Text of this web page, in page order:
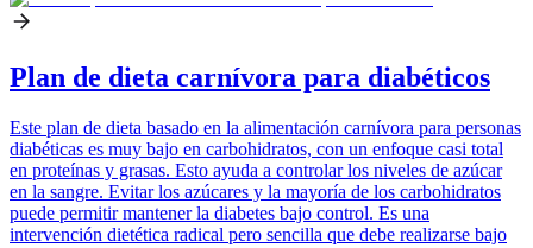
Plan de dieta carnívora para diabéticos
Este plan de dieta basado en la alimentación carnívora para personas
diabéticas es muy bajo en carbohidratos, con un enfoque casi total
en proteínas y grasas. Esto ayuda a controlar los niveles de azúcar
en la sangre. Evitar los azúcares y la mayoría de los carbohidratos
puede permitir mantener la diabetes bajo control. Es una
intervención dietética radical pero sencilla que debe realizarse bajo